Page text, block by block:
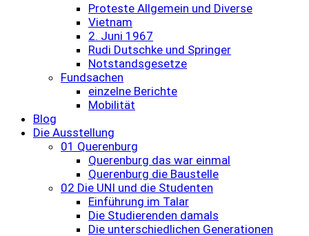
Proteste Allgemein und Diverse
Vietnam
2. Juni 1967
Rudi Dutschke und Springer
Notstandsgesetze
Fundsachen
einzelne Berichte
Mobilität
Blog
Die Ausstellung
01 Querenburg
Querenburg das war einmal
Querenburg die Baustelle
02 Die UNI und die Studenten
Einführung im Talar
Die Studierenden damals
Die unterschiedlichen Generationen